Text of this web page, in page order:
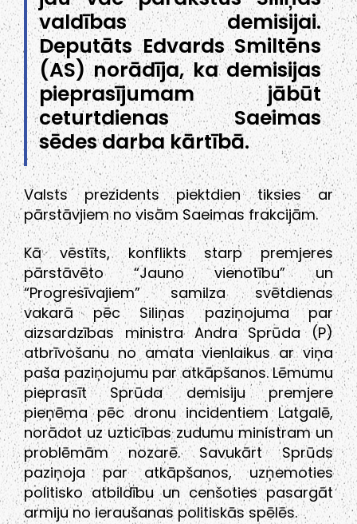
valdības demisijai.
Deputāts Edvards Smiltēns
(AS) norādīja, ka demisijas
pieprasījumam jābūt
ceturtdienas Saeimas
sēdes darba kārtībā.
Valsts prezidents piektdien tiksies ar
pārstāvjiem no visām Saeimas frakcijām.
Kā vēstīts, konflikts starp premjeres
pārstāvēto “Jauno vienotību” un
“Progresīvajiem” samilza svētdienas
vakarā pēc Siliņas paziņojuma par
aizsardzības ministra Andra Sprūda (P)
atbrīvošanu no amata vienlaikus ar viņa
paša paziņojumu par atkāpšanos. Lēmumu
pieprasīt Sprūda demisiju premjere
pieņēma pēc dronu incidentiem Latgalē,
norādot uz uzticības zudumu ministram un
problēmām nozarē. Savukārt Sprūds
paziņoja par atkāpšanos, uzņemoties
politisko atbildību un cenšoties pasargāt
armiju no ieraušanas politiskās spēlēs.